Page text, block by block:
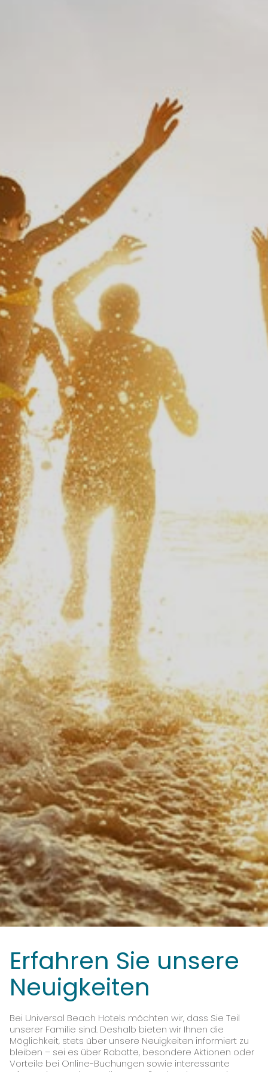
Erfahren Sie unsere
Neuigkeiten
Bei Universal Beach Hotels möchten wir, dass Sie Teil
unserer Familie sind. Deshalb bieten wir Ihnen die
Möglichkeit, stets über unsere Neuigkeiten informiert zu
bleiben – sei es über Rabatte, besondere Aktionen oder
Vorteile bei Online-Buchungen sowie interessante